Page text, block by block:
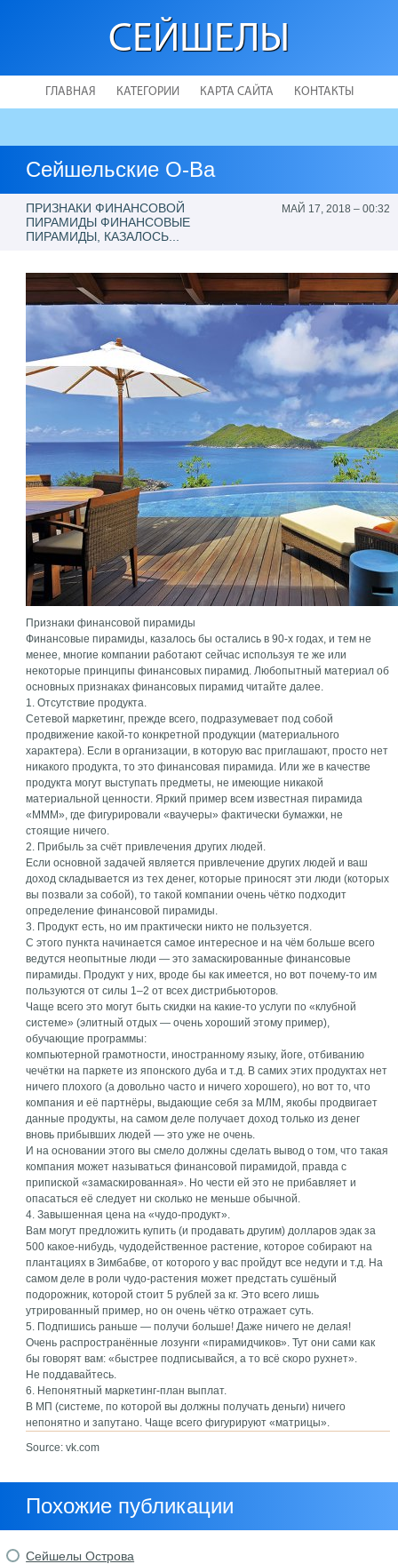
СЕЙШЕЛЫ
ГЛАВНАЯ КАТЕГОРИИ КАРТА САЙТА КОНТАКТЫ
Сейшельские О-Ва
ПРИЗНАКИ ФИНАНСОВОЙ
ПИРАМИДЫ ФИНАНСОВЫЕ
ПИРАМИДЫ, КАЗАЛОСЬ...
МАЙ 17, 2018 – 00:32
Признаки финансовой пирамиды
Финансовые пирамиды, казалось бы остались в 90-х годах, и тем не
менее, многие компании работают сейчас используя те же или
некоторые принципы финансовых пирамид. Любопытный материал об
основных признаках финансовых пирамид читайте далее.
1. Отсутствие продукта.
Сетевой маркетинг, прежде всего, подразумевает под собой
продвижение какой-то конкретной продукции (материального
характера). Если в организации, в которую вас приглашают, просто нет
никакого продукта, то это финансовая пирамида. Или же в качестве
продукта могут выступать предметы, не имеющие никакой
материальной ценности. Яркий пример всем известная пирамида
«МММ», где фигурировали «ваучеры» фактически бумажки, не
стоящие ничего.
2. Прибыль за счёт привлечения других людей.
Если основной задачей является привлечение других людей и ваш
доход складывается из тех денег, которые приносят эти люди (которых
вы позвали за собой), то такой компании очень чётко подходит
определение финансовой пирамиды.
3. Продукт есть, но им практически никто не пользуется.
С этого пункта начинается самое интересное и на чём больше всего
ведутся неопытные люди — это замаскированные финансовые
пирамиды. Продукт у них, вроде бы как имеется, но вот почему-то им
пользуются от силы 1–2 от всех дистрибьюторов.
Чаще всего это могут быть скидки на какие-то услуги по «клубной
системе» (элитный отдых — очень хороший этому пример),
обучающие программы:
компьютерной грамотности, иностранному языку, йоге, отбиванию
чечётки на паркете из японского дуба и т.д. В самих этих продуктах нет
ничего плохого (а довольно часто и ничего хорошего), но вот то, что
компания и её партнёры, выдающие себя за МЛМ, якобы продвигает
данные продукты, на самом деле получает доход только из денег
вновь прибывших людей — это уже не очень.
И на основании этого вы смело должны сделать вывод о том, что такая
компания может называться финансовой пирамидой, правда с
припиской «замаскированная». Но чести ей это не прибавляет и
опасаться её следует ни сколько не меньше обычной.
4. Завышенная цена на «чудо-продукт».
Вам могут предложить купить (и продавать другим) долларов эдак за
500 какое-нибудь, чудодейственное растение, которое собирают на
плантациях в Зимбабве, от которого у вас пройдут все недуги и т.д. На
самом деле в роли чудо-растения может предстать сушёный
подорожник, которой стоит 5 рублей за кг. Это всего лишь
утрированный пример, но он очень чётко отражает суть.
5. Подпишись раньше — получи больше! Даже ничего не делая!
Очень распространённые лозунги «пирамидчиков». Тут они сами как
бы говорят вам: «быстрее подписывайся, а то всё скоро рухнет».
Не поддавайтесь.
6. Непонятный маркетинг-план выплат.
В МП (системе, по которой вы должны получать деньги) ничего
непонятно и запутано. Чаще всего фигурируют «матрицы».
Source: vk.com
Похожие публикации
Сейшелы Острова